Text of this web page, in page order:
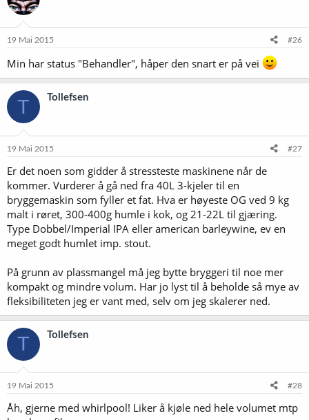
j
o
e
19 Mai 2015 #26
Min har status "Behandler", håper den snart er på vei
T Tollefsen
19 Mai 2015 #27
Er det noen som gidder å stressteste maskinene når de
kommer. Vurderer å gå ned fra 40L 3-kjeler til en
bryggemaskin som fyller et fat. Hva er høyeste OG ved 9 kg
malt i røret, 300-400g humle i kok, og 21-22L til gjæring.
Type Dobbel/Imperial IPA eller american barleywine, ev en
meget godt humlet imp. stout.
På grunn av plassmangel må jeg bytte bryggeri til noe mer
kompakt og mindre volum. Har jo lyst til å beholde så mye av
fleksibiliteten jeg er vant med, selv om jeg skalerer ned.
T Tollefsen
19 Mai 2015 #28
Åh, gjerne med whirlpool! Liker å kjøle ned hele volumet mtp